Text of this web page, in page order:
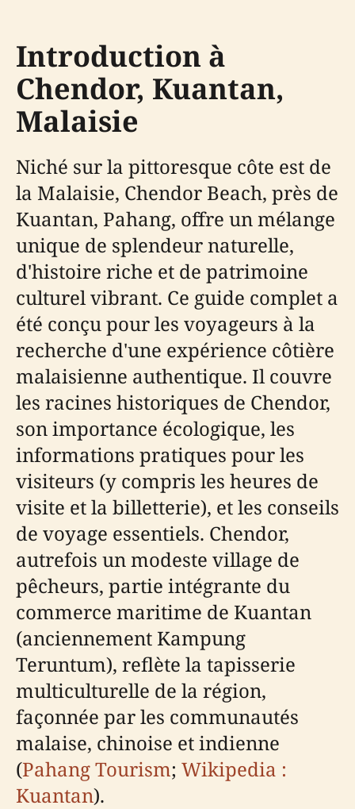
Introduction à
Chendor, Kuantan,
Malaisie
Niché sur la pittoresque côte est de
la Malaisie, Chendor Beach, près de
Kuantan, Pahang, offre un mélange
unique de splendeur naturelle,
d'histoire riche et de patrimoine
culturel vibrant. Ce guide complet a
été conçu pour les voyageurs à la
recherche d'une expérience côtière
malaisienne authentique. Il couvre
les racines historiques de Chendor,
son importance écologique, les
informations pratiques pour les
visiteurs (y compris les heures de
visite et la billetterie), et les conseils
de voyage essentiels. Chendor,
autrefois un modeste village de
pêcheurs, partie intégrante du
commerce maritime de Kuantan
(anciennement Kampung
Teruntum), reflète la tapisserie
multiculturelle de la région,
façonnée par les communautés
malaise, chinoise et indienne
(Pahang Tourism; Wikipedia :
Kuantan).